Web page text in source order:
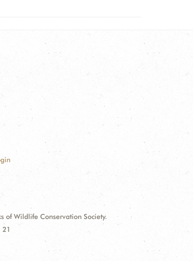
of Wildlife Conservation Society.
21